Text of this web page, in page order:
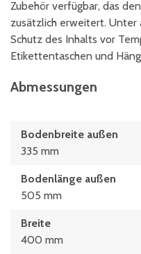
Zubehör verfügbar, das
zusätzlich erweitert. Unter
Schutz des Inhalts vor
Etikettentaschen und
Abmessungen
Bodenbreite außen
335 mm
Bodenlänge außen
505 mm
Breite
400 mm